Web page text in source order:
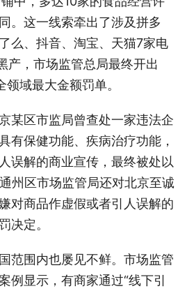
。这一线索牵出了涉及拼多
么、抖音、淘宝、天猫7家电
产，市场监管总局最终开出
域最大金额罚单。
某区市监局曾查处一家违法企
有保健功能、疾病治疗功能，
误解的商业宣传，最终被处以
州区市场监管局还对北京至诚
对商品作虚假或者引人误解的
决定。
范围内也屡见不鲜。市场监管
例显示，有商家通过“线下引